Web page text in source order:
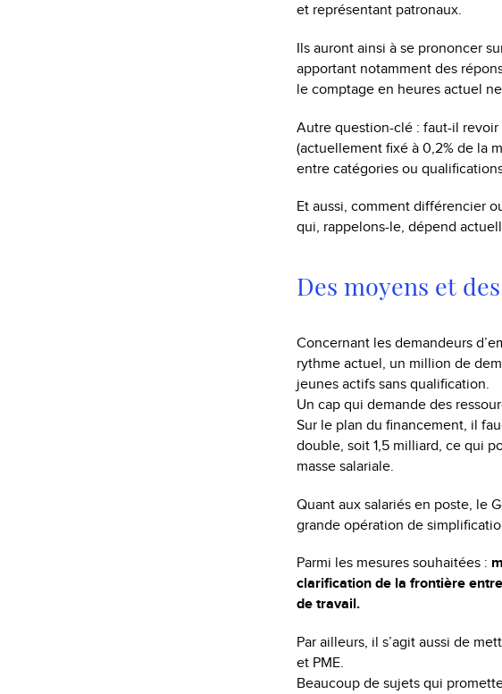
et représentant patronaux.
Ils auront ainsi à se prononcer
apportant notamment des
le comptage en heures actuel
Autre question-clé : faut-il
(actuellement fixé à 0,2% de la
entre catégories ou
Et aussi, comment différencier
qui, rappelons-le, dépend
Des moyens et
Concernant les demandeurs
rythme actuel, un million de
jeunes actifs sans qualification.
Un cap qui demande des
Sur le plan du financement, il
double, soit 1,5 milliard, ce qui
masse salariale.
Quant aux salariés en poste, le
grande opération de
Parmi les mesures souhaitées :
clarification de la frontière
de travail.
Par ailleurs, il s’agit aussi de
et PME.
Beaucoup de sujets qui